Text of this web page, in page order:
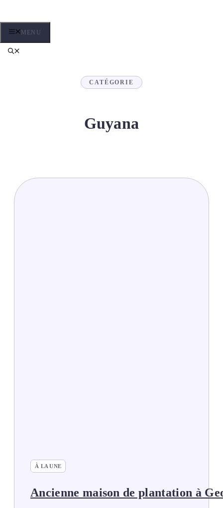
contenu
MENU
CATÉGORIE
Guyana
À LA UNE
Ancienne maison de plantation à